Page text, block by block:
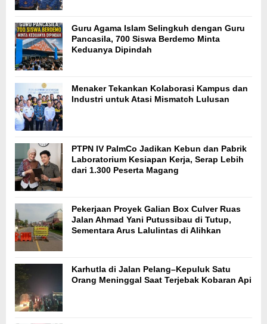
Guru Agama Islam Selingkuh dengan Guru
Pancasila, 700 Siswa Berdemo Minta
Keduanya Dipindah
Menaker Tekankan Kolaborasi Kampus dan
Industri untuk Atasi Mismatch Lulusan
PTPN IV PalmCo Jadikan Kebun dan Pabrik
Laboratorium Kesiapan Kerja, Serap Lebih
dari 1.300 Peserta Magang
Pekerjaan Proyek Galian Box Culver Ruas
Jalan Ahmad Yani Putussibau di Tutup,
Sementara Arus Lalulintas di Alihkan
Karhutla di Jalan Pelang–Kepuluk Satu
Orang Meninggal Saat Terjebak Kobaran Api